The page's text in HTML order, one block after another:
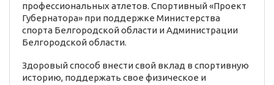
профессиональных атлетов. Спортивный «Проект
Губернатора» при поддержке Министерства
спорта Белгородской области и Администрации
Белгородской области.
Здоровый способ внести свой вклад в спортивную
историю, поддержать свое физическое и